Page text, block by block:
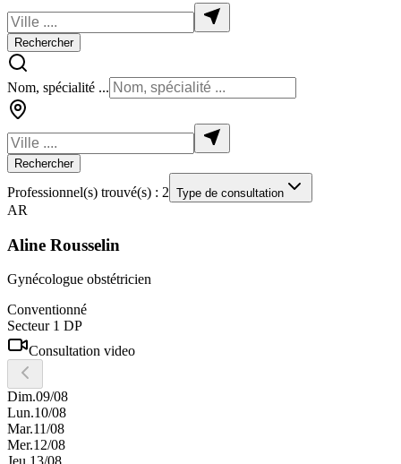
Rechercher
Nom, spécialité ...
Rechercher
Professionnel(s) trouvé(s) : 2 Type de consultation
AR
Aline Rousselin
Gynécologue obstétricien
Conventionné
Secteur 1 DP
Consultation video
Dim.09/08
Lun.10/08
Mar.11/08
Mer.12/08